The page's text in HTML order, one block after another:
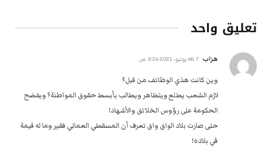
تعليق واحد
هزاب 7 يونيو، 2021 3:26 ص
وين كانت هذي الوظائف من قبل؟
لازم الشعب يطلع ويتظاهر ويطالب بأبسط حقوق المواطنة؟ ويفضح
الحكومة على رؤوس الخلائق والأشهاد!
حتى صارت بلاد الواق واق تعرف أن المسقطي العماني فقير وما له قيمة
في بلاده!